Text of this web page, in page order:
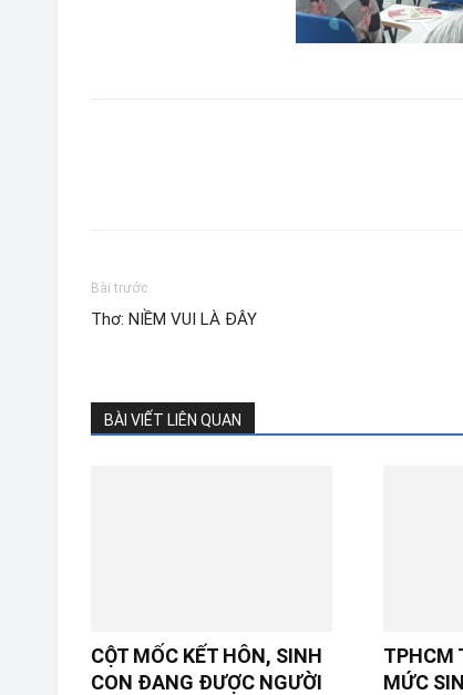
Bài trước
Thơ: NIỀM VUI LÀ ĐÂY
BÀI VIẾT LIÊN QUAN
CỘT MỐC KẾT HÔN, SINH
CON ĐANG ĐƯỢC NGƯỜI
TPHCM
MỨC